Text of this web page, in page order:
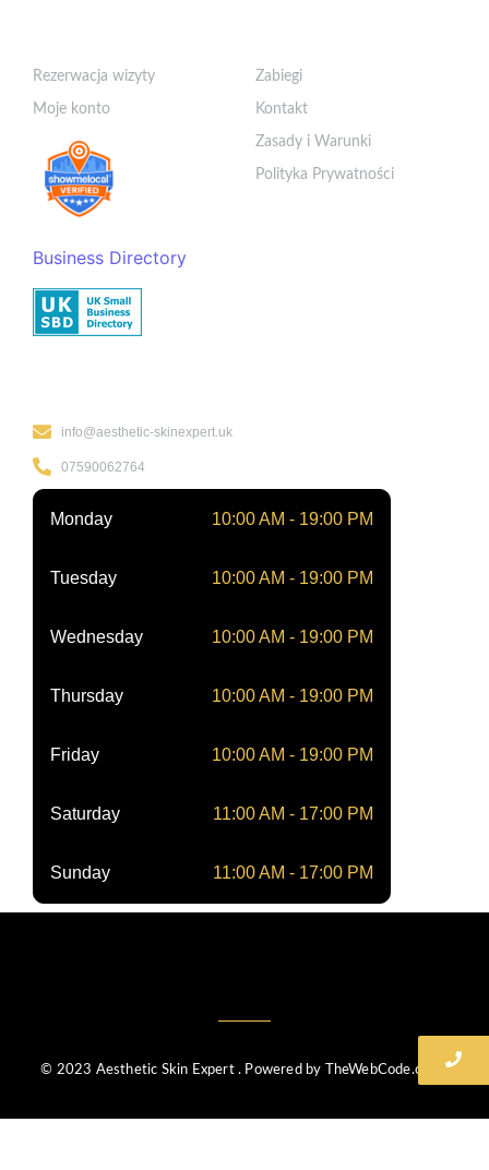
Rezerwacja wizyty
Moje konto
Business Directory
Zabiegi
Kontakt
Zasady i Warunki
Polityka Prywatności
info@aesthetic-skinexpert.uk
07590062764
Monday 10:00 AM - 19:00 PM
Tuesday 10:00 AM - 19:00 PM
Wednesday 10:00 AM - 19:00 PM
Thursday 10:00 AM - 19:00 PM
Friday 10:00 AM - 19:00 PM
Saturday 11:00 AM - 17:00 PM
Sunday 11:00 AM - 17:00 PM
© 2023 Aesthetic Skin Expert . Powered by TheWebCode.co.uk